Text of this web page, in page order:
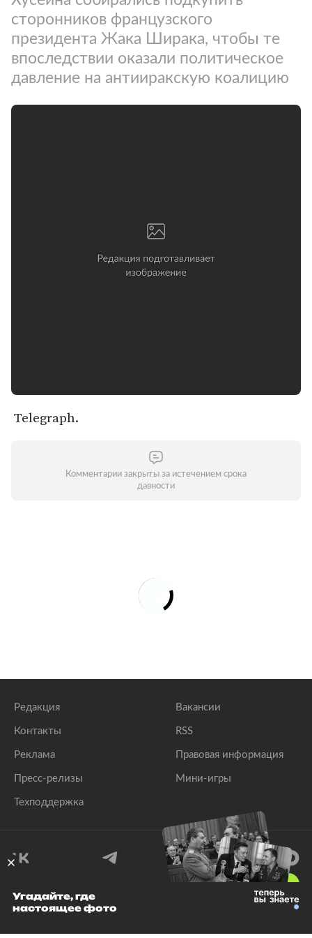
сторонников французского
президента Жака Ширака, чтобы те
впоследствии оказали политическое
давление на антииракскую коалицию
Telegraph.
Комментарии закрыты за истечением срока
давности
Редакция
Контакты
Реклама
Пресс-релизы
Техподдержка
Вакансии
RSS
Правовая информация
Мини-игры
© 1999–2026 Все права защищены.
Угадайте, где
настоящее фото